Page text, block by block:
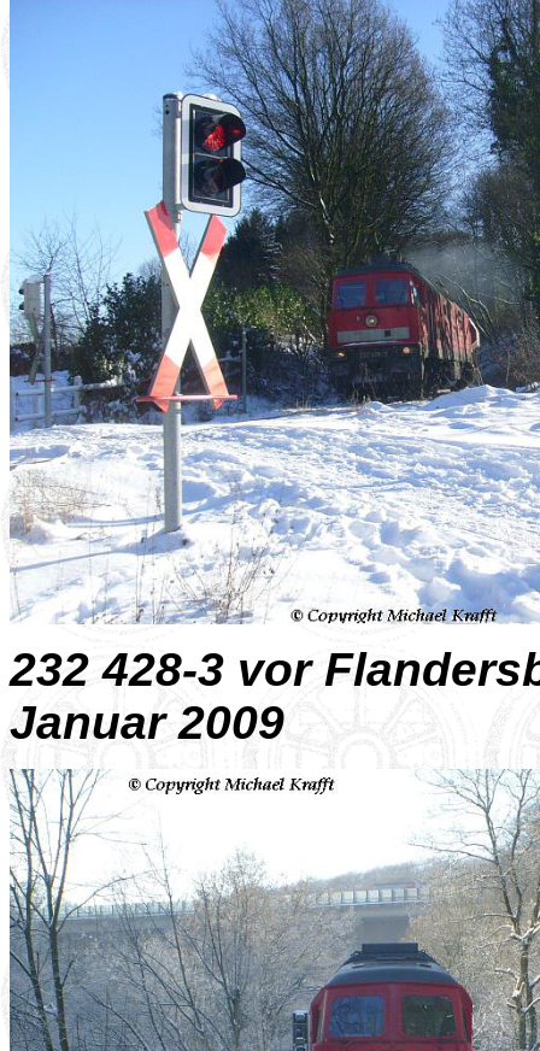
232 428-3 vor
Januar 2009